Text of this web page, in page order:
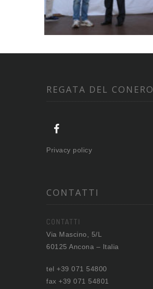
REGATA DEL CONERO
Privacy policy
CONTATTI
CONTATTI
Via Mascino, 5/L
60125 Ancona – Italia
tel +39 071 54800
fax +39 071 54801